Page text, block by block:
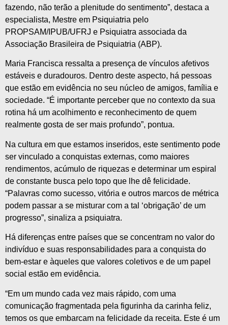
fazendo, não terão a plenitude do sentimento”, destaca a
especialista, Mestre em Psiquiatria pelo
PROPSAM/IPUB/UFRJ e Psiquiatra associada da
Associação Brasileira de Psiquiatria (ABP).
Maria Francisca ressalta a presença de vínculos afetivos
estáveis e duradouros. Dentro deste aspecto, há pessoas
que estão em evidência no seu núcleo de amigos, família e
sociedade. “É importante perceber que no contexto da sua
rotina há um acolhimento e reconhecimento de quem
realmente gosta de ser mais profundo”, pontua.
Na cultura em que estamos inseridos, este sentimento pode
ser vinculado a conquistas externas, como maiores
rendimentos, acúmulo de riquezas e determinar um espiral
de constante busca pelo topo que lhe dê felicidade.
“Palavras como sucesso, vitória e outros marcos de métrica
podem passar a se misturar com a tal ‘obrigação’ de um
progresso”, sinaliza a psiquiatra.
Há diferenças entre países que se concentram no valor do
indivíduo e suas responsabilidades para a conquista do
bem-estar e àqueles que valores coletivos e de um papel
social estão em evidência.
“Em um mundo cada vez mais rápido, com uma
comunicação fragmentada pela figurinha da carinha feliz,
temos os que embarcam na felicidade da receita. Este é um